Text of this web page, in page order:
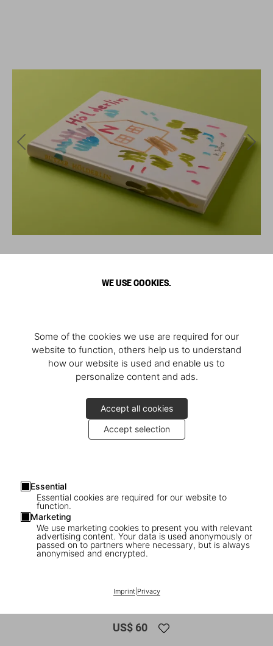
WE USE COOKIES.
Some of the cookies we use are required for our
website to function, others help us to understand
how our website is used and enable us to
personalize content and ads.
Accept all cookies
Accept selection
Essential
Essential cookies are required for our website to
function.
Marketing
We use marketing cookies to present you with relevant
advertising content. Your data is used anonymously or
passed on to partners where necessary, but is always
anonymised and encrypted.
Imprint| Privacy
1/13
André Butzer. Friedrich Hölderlin. Die
US$ 60